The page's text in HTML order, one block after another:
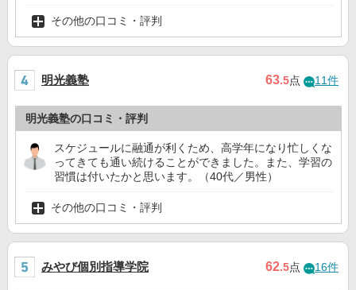
その他の口コミ・評判
明光義塾 63.5点 11件
明光義塾の口コミ・評判
スケジュールに融通が利くため、高学年になり忙しくな
ってきても通い続けることができました。また、学習の
習慣は付いたかと思います。（40代／男性）
その他の口コミ・評判
みやび個別指導学院 62.5点 16件